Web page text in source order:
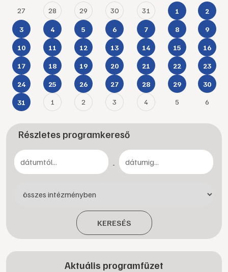
27 28 29 30 31 1 2
3 4 5 6 7 8 9
10 11 12 13 14 15 16
17 18 19 20 21 22 23
24 25 26 27 28 29 30
31 1 2 3 4 5 6
Részletes programkereső
-
KERESÉS
Aktuális programfüzet